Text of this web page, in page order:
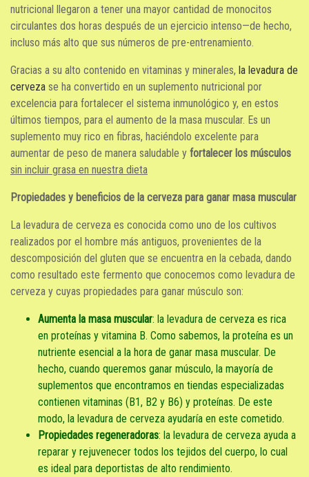
nutricional llegaron a tener una mayor cantidad de monocitos
circulantes dos horas después de un ejercicio intenso—de hecho,
incluso más alto que sus números de pre-entrenamiento.
Gracias a su alto contenido en vitaminas y minerales, la levadura de
cerveza se ha convertido en un suplemento nutricional por
excelencia para fortalecer el sistema inmunológico y, en estos
últimos tiempos, para el aumento de la masa muscular. Es un
suplemento muy rico en fibras, haciéndolo excelente para
aumentar de peso de manera saludable y fortalecer los músculos
sin incluir grasa en nuestra dieta
Propiedades y beneficios de la cerveza para ganar masa muscular
La levadura de cerveza es conocida como uno de los cultivos
realizados por el hombre más antiguos, provenientes de la
descomposición del gluten que se encuentra en la cebada, dando
como resultado este fermento que conocemos como levadura de
cerveza y cuyas propiedades para ganar músculo son:
Aumenta la masa muscular: la levadura de cerveza es rica
en proteínas y vitamina B. Como sabemos, la proteína es un
nutriente esencial a la hora de ganar masa muscular. De
hecho, cuando queremos ganar músculo, la mayoría de
suplementos que encontramos en tiendas especializadas
contienen vitaminas (B1, B2 y B6) y proteínas. De este
modo, la levadura de cerveza ayudaría en este cometido.
Propiedades regeneradoras: la levadura de cerveza ayuda a
reparar y rejuvenecer todos los tejidos del cuerpo, lo cual
es ideal para deportistas de alto rendimiento.